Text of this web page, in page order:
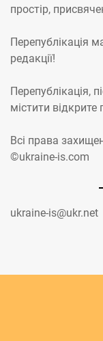
простір,
Перепублікація
редакції!
Перепублікація,
містити
Всі права
©ukraine-is.com
ukraine-is@ukr.net